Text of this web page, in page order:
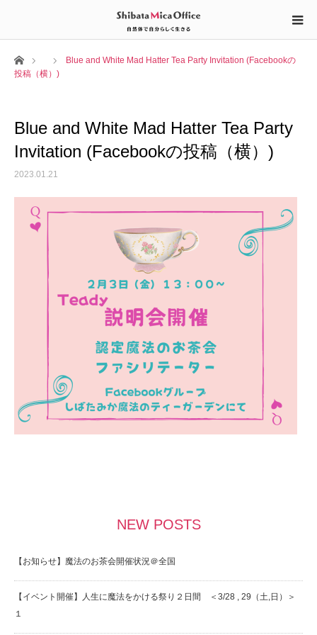
ホーム
Blue and White Mad Hatter Tea Party Invitation (Facebookの
投稿（横）)
Blue and White Mad Hatter Tea Party
Invitation (Facebookの投稿（横）)
2023.01.21
NEW POSTS
【お知らせ】魔法のお茶会開催状況＠全国
【イベント開催】人生に魔法をかける祭り２日間 ＜3/28 , 29（土,日）＞
１